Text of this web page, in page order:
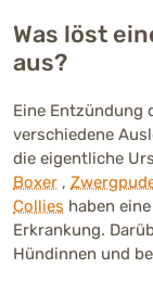
Was löst
aus?
Eine Entzündung
verschiedene
die eigentliche
Boxer ,
Collies haben
Erkrankung.
Hündinnen und